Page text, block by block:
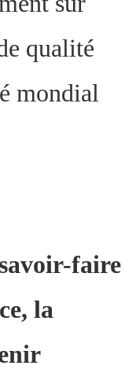
qualité
mondial
faire
la